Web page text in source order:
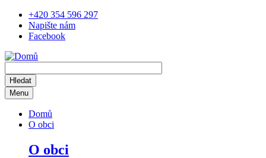
Přejít
hlavnímu
+420 354 596 297
Napište nám
Facebook
navigation
Menu
Domů
O obci
O obci